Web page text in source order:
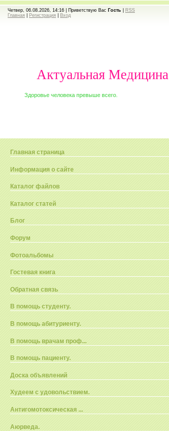
Четвер, 06.08.2026, 14:16 | Приветствую Вас Гость
RSS
Главная
Регистрация Вход
Актуальная Медицина
Здоровье человека превыше всего.
Главная страница
Информация о сайте
Каталог файлов
Каталог статей
Блог
Форум
Фотоальбомы
Гостевая книга
Обратная связь
В помощь студенту.
В помощь абитуриенту.
В помощь врачам проф...
В помощь пациенту.
Доска объявлений
Худеем с удовольствием.
Антигомотоксическая ...
Аюрведа.